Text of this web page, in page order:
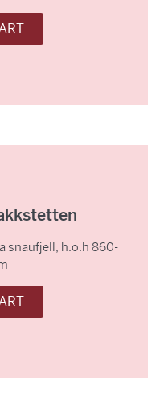
snaufjell, h.o.h 860-